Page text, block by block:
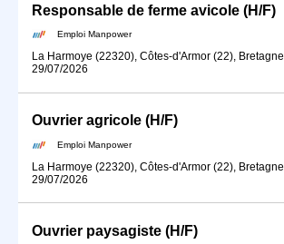
Responsable de ferme avicole (H/F)
Emploi Manpower
La Harmoye (22320), Côtes-d'Armor (22), Bretagne
29/07/2026
Ouvrier agricole (H/F)
Emploi Manpower
La Harmoye (22320), Côtes-d'Armor (22), Bretagne
29/07/2026
Ouvrier paysagiste (H/F)